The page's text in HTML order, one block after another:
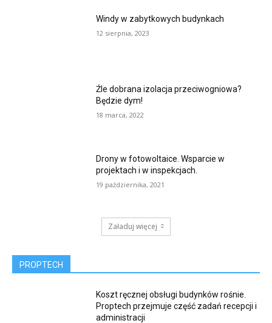
Windy w zabytkowych budynkach
12 sierpnia, 2023
Źle dobrana izolacja przeciwogniowa?
Będzie dym!
18 marca, 2022
Drony w fotowoltaice. Wsparcie w
projektach i w inspekcjach.
19 października, 2021
Załaduj więcej
PROPTECH
Koszt ręcznej obsługi budynków rośnie.
Proptech przejmuje część zadań recepcji i
administracji